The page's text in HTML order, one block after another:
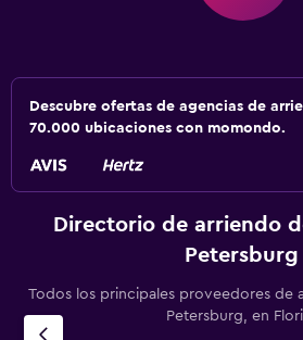
Descubre ofertas de agencias de
70.000 ubicaciones con momondo.
Directorio de arriendo
Petersburg
Todos los principales proveedores de
Petersburg, en